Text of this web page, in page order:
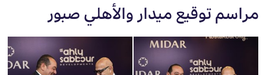
مراسم توقيع ميدار والأهلي صبور